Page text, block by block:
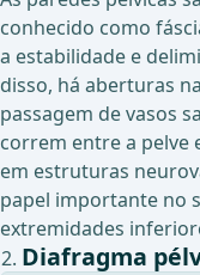
conhecido como
a estabilidade e
disso, há aberturas
passagem de vasos
correm entre a pelve
em estruturas
papel importante no
extremidades
Diafragma